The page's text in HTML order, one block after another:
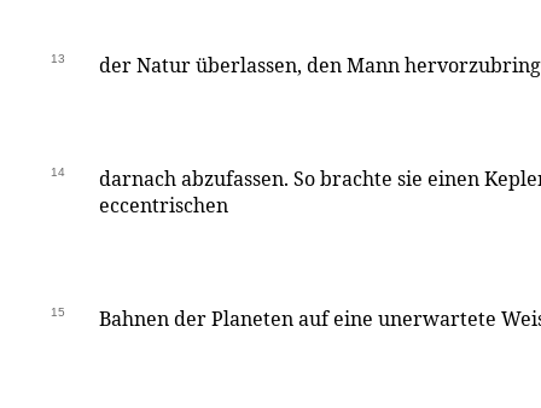
13 der Natur überlassen, den Mann
14
darnach abzufassen. So brachte sie einen
eccentrischen
15 Bahnen der Planeten auf eine unerwartete